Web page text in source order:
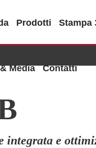
Prodotti Stampa
Media Contatti
integrata e